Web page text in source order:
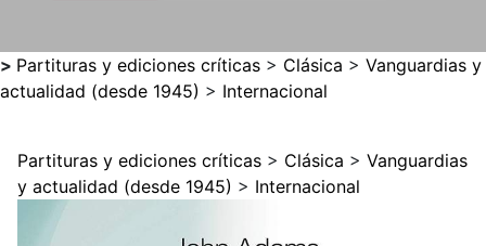
> Partituras y ediciones críticas > Clásica > Vanguardias y
actualidad (desde 1945) > Internacional
Partituras y ediciones críticas > Clásica > Vanguardias
y actualidad (desde 1945) > Internacional